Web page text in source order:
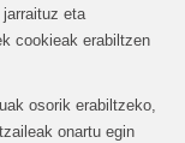
eta
cookieak erabiltzen
osorik erabiltzeko,
onartu egin